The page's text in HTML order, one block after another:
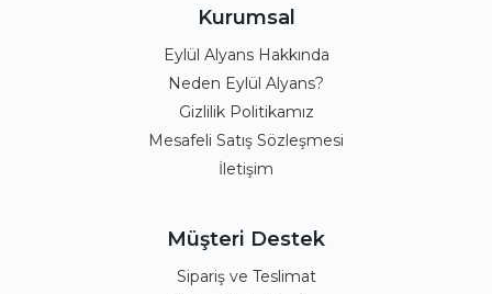
Kurumsal
Eylül Alyans Hakkında
Neden Eylül Alyans?
Gizlilik Politikamız
Mesafeli Satış Sözleşmesi
İletişim
Müşteri Destek
Sipariş ve Teslimat